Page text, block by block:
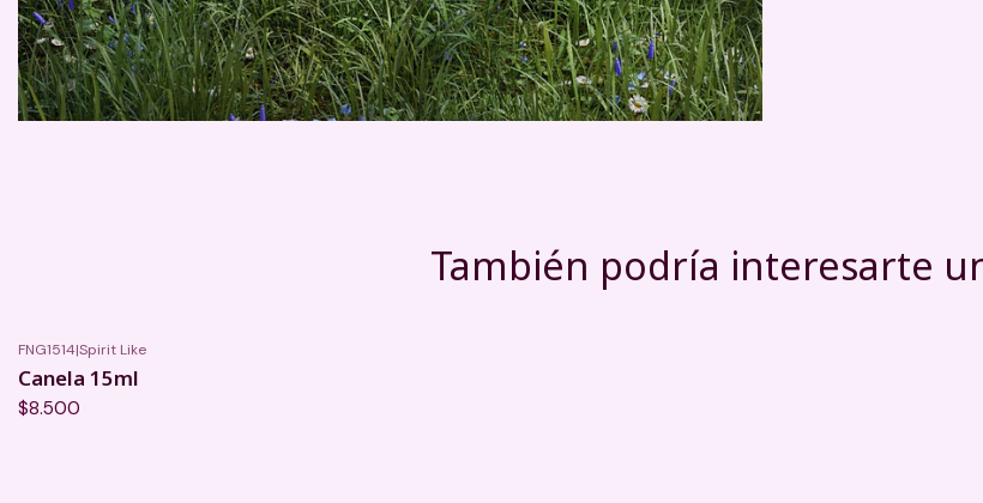
También podría interesarte
FNG1514|Spirit Like
Canela 15ml
$8.500